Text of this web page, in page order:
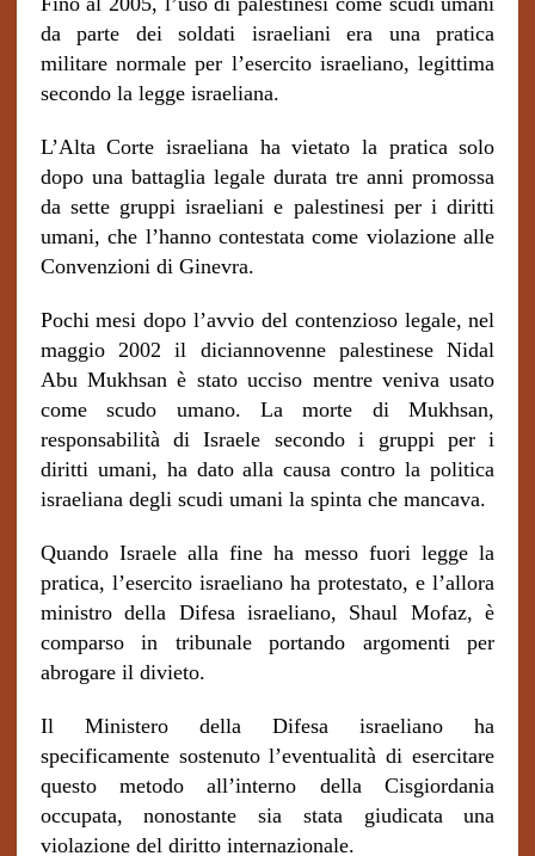
da parte dei soldati israeliani era una pratica
militare normale per l’esercito israeliano, legittima
secondo la legge israeliana.
L’Alta Corte israeliana ha vietato la pratica solo
dopo una battaglia legale durata tre anni promossa
da sette gruppi israeliani e palestinesi per i diritti
umani, che l’hanno contestata come violazione alle
Convenzioni di Ginevra.
Pochi mesi dopo l’avvio del contenzioso legale, nel
maggio 2002 il diciannovenne palestinese Nidal
Abu Mukhsan è stato ucciso mentre veniva usato
come scudo umano. La morte di Mukhsan,
responsabilità di Israele secondo i gruppi per i
diritti umani, ha dato alla causa contro la politica
israeliana degli scudi umani la spinta che mancava.
Quando Israele alla fine ha messo fuori legge la
pratica, l’esercito israeliano ha protestato, e l’allora
ministro della Difesa israeliano, Shaul Mofaz, è
comparso in tribunale portando argomenti per
abrogare il divieto.
Il Ministero della Difesa israeliano ha
specificamente sostenuto l’eventualità di esercitare
questo metodo all’interno della Cisgiordania
occupata, nonostante sia stata giudicata una
violazione del diritto internazionale.